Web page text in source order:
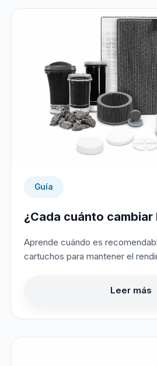
Guía
¿Cada cuánto
Aprende cuándo es
cartuchos para mantener el
Leer más